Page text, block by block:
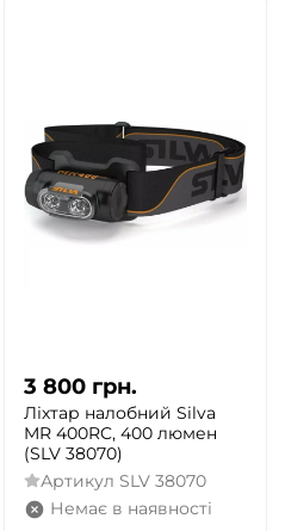
3 800 грн.
Ліхтар налобний Silva
MR 400RC, 400 люмен
(SLV 38070)
Артикул SLV 38070
Немає в наявності